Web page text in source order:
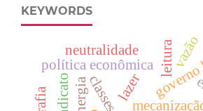
KEYWORDS
política econômica
lazer
sindicato
leitura
neutralidade vazão